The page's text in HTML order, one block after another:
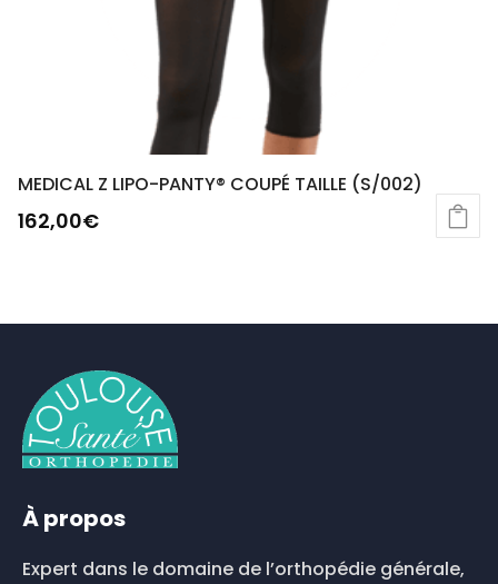
MEDICAL Z LIPO-PANTY® COUPÉ TAILLE (S/002)
162,00€
À propos
Expert dans le domaine de l’orthopédie générale,